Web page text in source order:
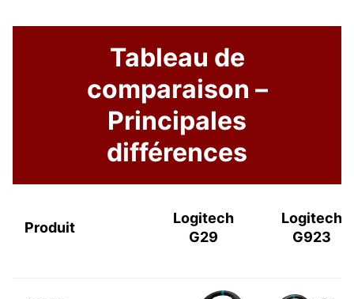
Tableau de
comparaison –
Principales
différences
Produit
Logitech
G29
Logitech
G923